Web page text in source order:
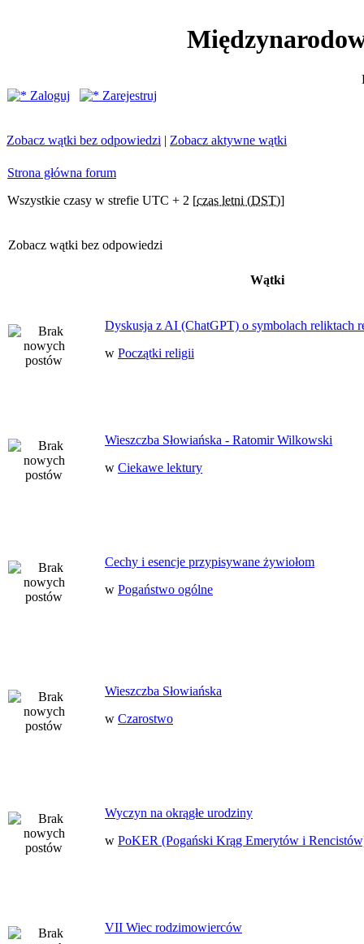
Zaloguj
Zarejestruj
Zobacz wątki bez odpowiedzi | Zobacz aktywne wątki
Strona główna forum
Wszystkie czasy w strefie UTC + 2 [czas letni (DST)]
Zobacz wątki bez odpowiedzi
Wątki
Dyskusja z AI (ChatGPT) o symbolach reliktach
w Początki religii
Wieszczba Słowiańska - Ratomir Wilkowski
w Ciekawe lektury
Cechy i esencje przypisywane żywiołom
w Pogaństwo ogólne
Wieszczba Słowiańska
w Czarostwo
Wyczyn na okrągłe urodziny
w PoKER (Pogański Krąg Emerytów i
VII Wiec rodzimowierców